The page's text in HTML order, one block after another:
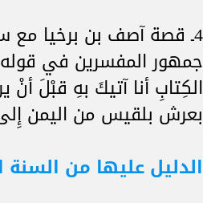
4ـ قصة آصف بن برخيا مع
جمهور المفسرين في
بعرش بلقيس من اليمن
الدليل عليها من السنة